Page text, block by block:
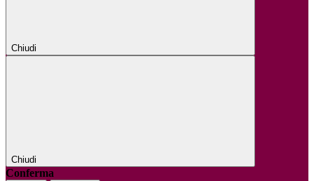
Chiudi
Chiudi
Conferma